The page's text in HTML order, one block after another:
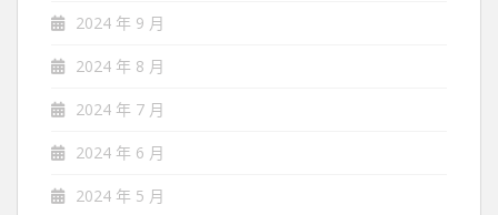
2024 年 9 月
2024 年 8 月
2024 年 7 月
2024 年 6 月
2024 年 5 月